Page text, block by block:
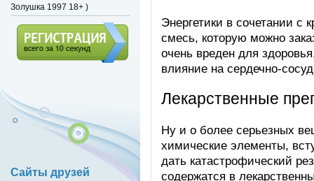
Энергетики в сочетании с
смесь, которую можно
очень вреден для
влияние на сердечно-
Лекарственные
Ну и о более серьезных
химические элементы,
дать катастрофический
содержатся в
Золушка 1997 18+ )
Сайты друзей